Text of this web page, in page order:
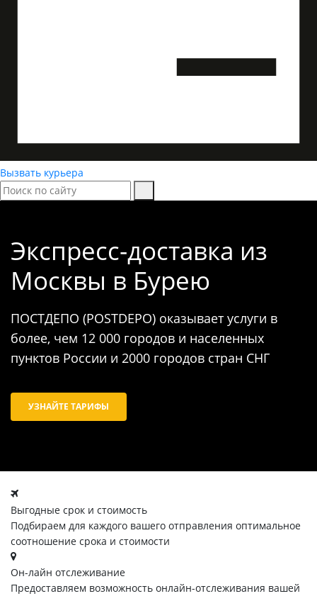
Вызвать курьера
Экспресс-доставка из
Москвы в Бурею
ПОСТДЕПО (POSTDEPO) оказывает услуги в
более, чем 12 000 городов и населенных
пунктов России и 2000 городов стран СНГ
УЗНАЙТЕ ТАРИФЫ
Выгодные срок и стоимость
Подбираем для каждого вашего отправления оптимальное
соотношение срока и стоимости
Он-лайн отслеживание
Предоставляем возможность онлайн-отслеживания вашей